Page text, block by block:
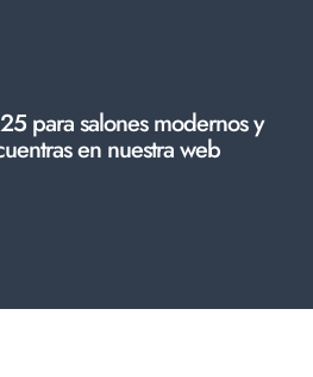
para salones modernos y
en nuestra web